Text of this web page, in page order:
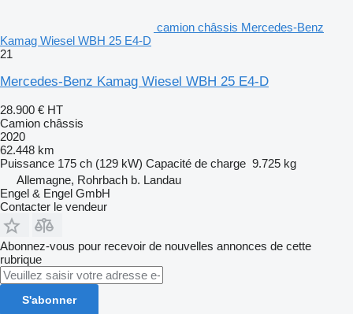
camion châssis Mercedes-Benz
Kamag Wiesel WBH 25 E4-D
21
Mercedes-Benz Kamag Wiesel WBH 25 E4-D
28.900 € HT
Camion châssis
2020
62.448 km
Puissance 175 ch (129 kW) Capacité de charge 9.725 kg
Allemagne, Rohrbach b. Landau
Engel & Engel GmbH
Contacter le vendeur
Abonnez-vous pour recevoir de nouvelles annonces de cette
rubrique
S'abonner